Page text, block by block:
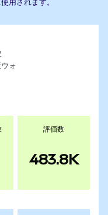
用されます。
ォ
評価数
483.8K